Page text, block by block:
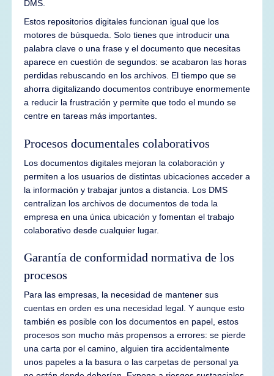
DMS.
Estos repositorios digitales funcionan igual que los
motores de búsqueda. Solo tienes que introducir una
palabra clave o una frase y el documento que necesitas
aparece en cuestión de segundos: se acabaron las horas
perdidas rebuscando en los archivos. El tiempo que se
ahorra digitalizando documentos contribuye enormemente
a reducir la frustración y permite que todo el mundo se
centre en tareas más importantes.
Procesos documentales colaborativos
Los documentos digitales mejoran la colaboración y
permiten a los usuarios de distintas ubicaciones acceder a
la información y trabajar juntos a distancia. Los DMS
centralizan los archivos de documentos de toda la
empresa en una única ubicación y fomentan el trabajo
colaborativo desde cualquier lugar.
Garantía de conformidad normativa de los
procesos
Para las empresas, la necesidad de mantener sus
cuentas en orden es una necesidad legal. Y aunque esto
también es posible con los documentos en papel, estos
procesos son mucho más propensos a errores: se pierde
una carta por el camino, alguien tira accidentalmente
unos papeles a la basura o las carpetas de personal ya